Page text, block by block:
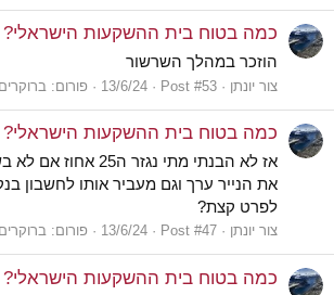
כמה בטוח בית ההשקעות הישראלי?
הוזכר במהלך השרשור
צור יונתן Post #53
13/6/24 פורום:
כמה בטוח בית ההשקעות הישראלי?
אז לא הבנתי מתי נגזר
את הנייר ערך וגם מעביר אותו לחשבון
לפרט קצת?
צור יונתן Post #47
13/6/24 פורום:
כמה בטוח בית ההשקעות הישראלי?